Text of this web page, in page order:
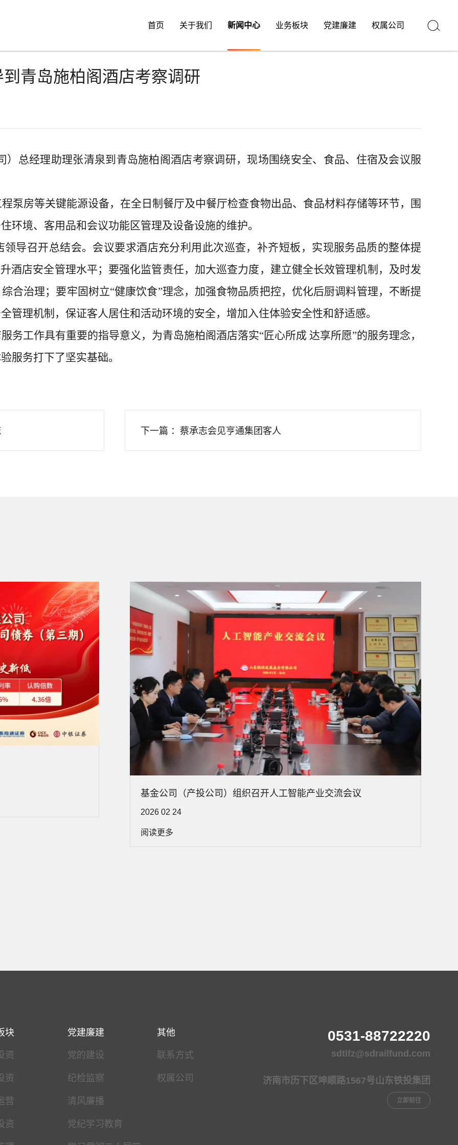
首页 关于我们 新闻中心 业务板块 党建廉建 权属公司
青岛施柏阁酒店考察调研
） 总经理助理张清泉到 青岛施柏阁酒店考察调研， 现场围绕安全、食品、住宿及会议服
泵房等关键能源设备，在全日制餐厅及中餐厅检查食物出品、 食品材料存储等环节，围
环境、 客用品和会议功能区管理及设备设施的维护。
导召开总结会。会议要求酒店充分利用此次巡查，补齐短板，实现服务品质的整体提
酒店安全管理水平；要强化监管责任，加大巡查力度，建立健全长效管理机制，及时发
综合治理； 要牢固树立“健康饮食”理念，加强食物品质把控， 优化后厨调料管理，不断提
管理机制，保证客人居住和活动环境的安全，增加入住体验安全性和舒适感。
务工作具有重要的指导意义 ，为青岛施柏阁酒店落实“匠心所成 达享所愿”的服务理念，
服务打下了坚实基础。
下一篇 ：蔡承志会见亨通集团客人
基金公司（产投公司）组织召开人工智能产业交流会议
2026 02 24
阅读更多
块
资
资
营
资
党建廉建
党的建设
纪检监察
清风廉播
党纪学习教育
其他
联系方式
权属公司
0531-88722220
sdtlfz@sdrailfund.com
济南市历下区坤顺路1567号山东铁投集团
立即前往